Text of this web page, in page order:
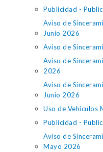
Publicidad -
Aviso de
Junio 2026
Aviso de
Aviso de
2026
Aviso de
Junio 2026
Uso de Vehículos
Publicidad -
Aviso de
Mayo 2026